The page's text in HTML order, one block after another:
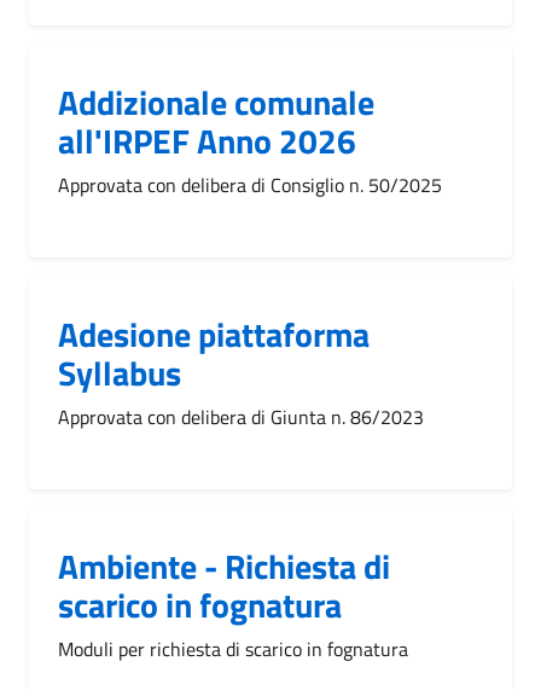
Addizionale comunale
all'IRPEF Anno 2026
Approvata con delibera di Consiglio n. 50/2025
Adesione piattaforma
Syllabus
Approvata con delibera di Giunta n. 86/2023
Ambiente - Richiesta di
scarico in fognatura
Moduli per richiesta di scarico in fognatura